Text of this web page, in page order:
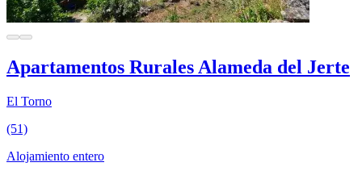
Apartamentos Rurales Alameda del Jerte
El Torno
(51)
Alojamiento entero